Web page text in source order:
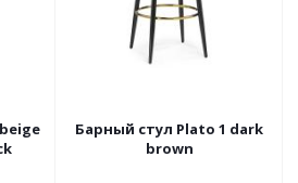
Барный стул Plato 1 dark
brown